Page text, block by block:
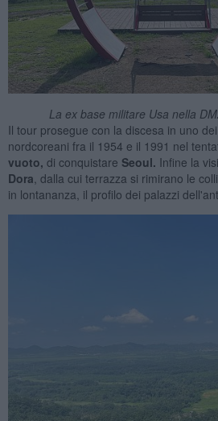
La ex base militare Usa nella
Il tour prosegue con la discesa in uno
nordcoreani fra il 1954 e il 1991 nel
vuoto, di conquistare Seoul. Infine la
Dora, dalla cui terrazza si rimirano le
in lontananza, il profilo dei palazzi